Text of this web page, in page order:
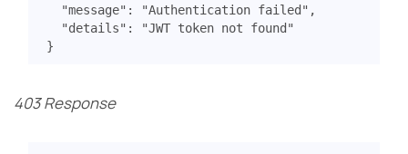
"message" : "Authentication failed" ,
"details" :
"JWT token not found"
}
403 Response